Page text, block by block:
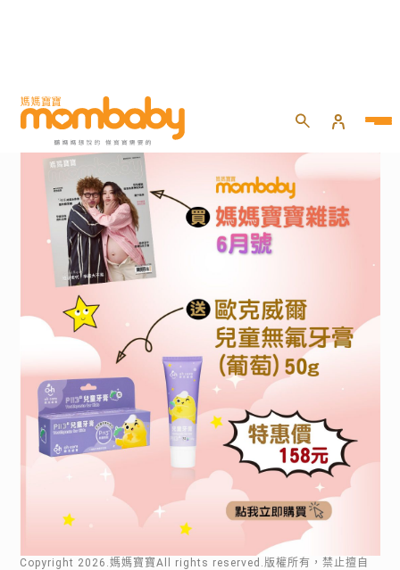
Copyright 2026 .媽媽寶寶All rights reserved.版權所有，禁止擅自